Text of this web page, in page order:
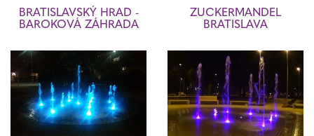
BRATISLAVSKÝ HRAD -
BAROKOVÁ ZÁHRADA
ZUCKERMANDEL
BRATISLAVA